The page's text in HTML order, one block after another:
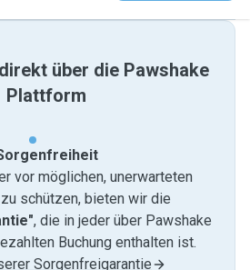
über die Pawshake
Plattform
vor möglichen, unerwarteten
schützen, bieten wir die
, die in jeder über Pawshake
Buchung enthalten ist.
Sorgenfreigarantie